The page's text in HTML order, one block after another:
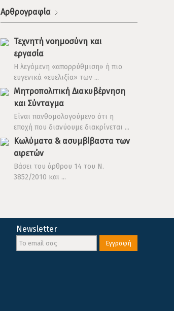
Αρθρογραφία
Τεχνητή νοημοσύνη και
εργασία
Η λεγόμενη «απορρύθμιση» ή πιο
ευγενικά «ευελιξία» των ...
Μητροπολιτική Διακυβέρνηση
και Σύνταγμα
Είναι πανθομολογούμενο ότι η
εποχή που διανύουμε διακρίνεται ...
Κωλύματα & ασυμβίβαστα των
αιρετών
Βάσει του άρθρου 14 του Ν.
3852/2010 και ...
Newsletter